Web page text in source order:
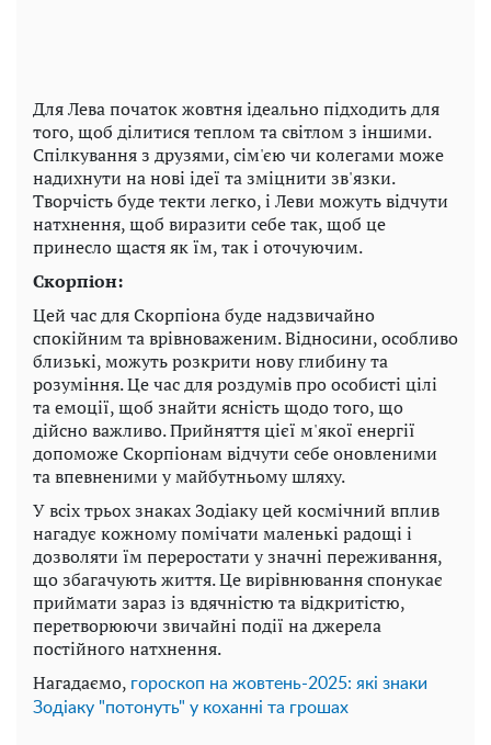
Для Лева початок жовтня ідеально підходить для
того, щоб ділитися теплом та світлом з іншими.
Спілкування з друзями, сім'єю чи колегами може
надихнути на нові ідеї та зміцнити зв'язки.
Творчість буде текти легко, і Леви можуть відчути
натхнення, щоб виразити себе так, щоб це
принесло щастя як їм, так і оточуючим.
Скорпіон:
Цей час для Скорпіона буде надзвичайно
спокійним та врівноваженим. Відносини, особливо
близькі, можуть розкрити нову глибину та
розуміння. Це час для роздумів про особисті цілі
та емоції, щоб знайти ясність щодо того, що
дійсно важливо. Прийняття цієї м'якої енергії
допоможе Скорпіонам відчути себе оновленими
та впевненими у майбутньому шляху.
У всіх трьох знаках Зодіаку цей космічний вплив
нагадує кожному помічати маленькі радощі і
дозволяти їм переростати у значні переживання,
що збагачують життя. Це вирівнювання спонукає
приймати зараз із вдячністю та відкритістю,
перетворюючи звичайні події на джерела
постійного натхнення.
Нагадаємо, гороскоп на жовтень-2025: які знаки
Зодіаку "потонуть" у коханні та грошах